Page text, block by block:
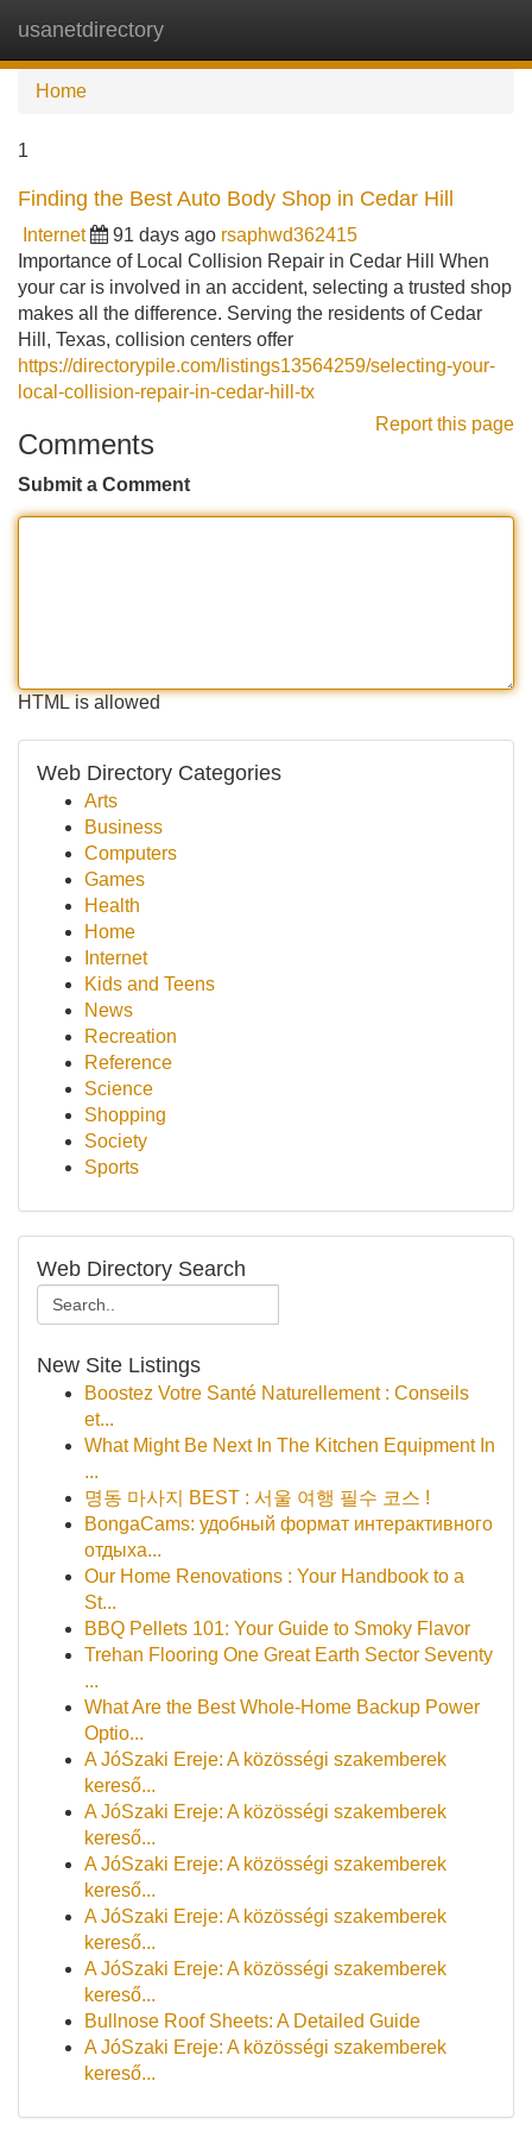
usanetdirectory
Home
1
Finding the Best Auto Body Shop in Cedar Hill
Internet 91 days ago rsaphwd362415
Importance of Local Collision Repair in Cedar Hill When
your car is involved in an accident, selecting a trusted shop
makes all the difference. Serving the residents of Cedar
Hill, Texas, collision centers offer
https://directorypile.com/listings13564259/selecting-your-
local-collision-repair-in-cedar-hill-tx
Report this page
Comments
Submit a Comment
HTML is allowed
Web Directory Categories
Arts
Business
Computers
Games
Health
Home
Internet
Kids and Teens
News
Recreation
Reference
Science
Shopping
Society
Sports
Web Directory Search
New Site Listings
Boostez Votre Santé Naturellement : Conseils
et...
What Might Be Next In The Kitchen Equipment In
...
명동 마사지 BEST : 서울 여행 필수 코스 !
BongaCams: удобный формат интерактивного
отдыха...
Our Home Renovations : Your Handbook to a
St...
BBQ Pellets 101: Your Guide to Smoky Flavor
Trehan Flooring One Great Earth Sector Seventy
...
What Are the Best Whole-Home Backup Power
Optio...
A JóSzaki Ereje: A közösségi szakemberek
kereső...
A JóSzaki Ereje: A közösségi szakemberek
kereső...
A JóSzaki Ereje: A közösségi szakemberek
kereső...
A JóSzaki Ereje: A közösségi szakemberek
kereső...
A JóSzaki Ereje: A közösségi szakemberek
kereső...
Bullnose Roof Sheets: A Detailed Guide
A JóSzaki Ereje: A közösségi szakemberek
kereső...